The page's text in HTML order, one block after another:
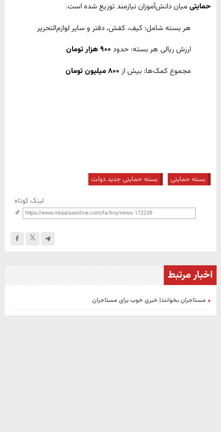
حمایتیمیان دانش‌آموزان نیازمند توزیع شده است.
هر بسته شامل: کیف، کفش، دفتر و سایر لوازم‌التحریر
ارزش ریالی هر بسته: حدود ۹۰۰ هزار تومان
مجموع کمک‌ها: بیش از ۸۰۰ میلیون تومان
بسته حمایتی بسته حمایتی جدید دولت
لینک کوتاه
اخبار مرتبط
مستاجران بخوانند| خبری خوب برای مستاجران